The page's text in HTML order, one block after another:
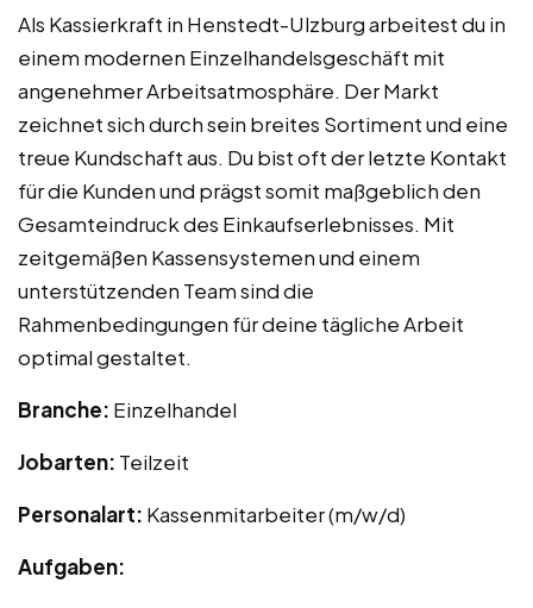
Als Kassierkraft in Henstedt-Ulzburg arbeitest du in
einem modernen Einzelhandelsgeschäft mit
angenehmer Arbeitsatmosphäre. Der Markt
zeichnet sich durch sein breites Sortiment und eine
treue Kundschaft aus. Du bist oft der letzte Kontakt
für die Kunden und prägst somit maßgeblich den
Gesamteindruck des Einkaufserlebnisses. Mit
zeitgemäßen Kassensystemen und einem
unterstützenden Team sind die
Rahmenbedingungen für deine tägliche Arbeit
optimal gestaltet.
Branche: Einzelhandel
Jobarten: Teilzeit
Personalart: Kassenmitarbeiter (m/w/d)
Aufgaben: